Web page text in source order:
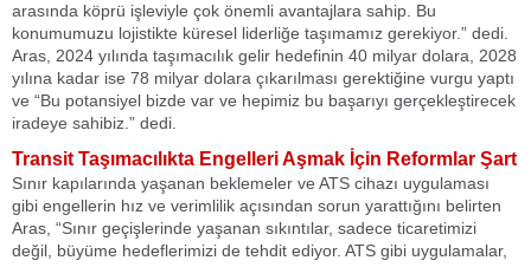
arasında köprü işleviyle çok önemli avantajlara sahip. Bu
konumumuzu lojistikte küresel liderliğe taşımamız gerekiyor.” dedi.
Aras, 2024 yılında taşımacılık gelir hedefinin 40 milyar dolara, 2028
yılına kadar ise 78 milyar dolara çıkarılması gerektiğine vurgu yaptı
ve “Bu potansiyel bizde var ve hepimiz bu başarıyı gerçekleştirecek
iradeye sahibiz.” dedi.
Transit Taşımacılıkta Engelleri Aşmak İçin Reformlar Şart
Sınır kapılarında yaşanan beklemeler ve ATS cihazı uygulaması
gibi engellerin hız ve verimlilik açısından sorun yarattığını belirten
Aras, “Sınır geçişlerinde yaşanan sıkıntılar, sadece ticaretimizi
değil, büyüme hedeflerimizi de tehdit ediyor. ATS gibi uygulamalar,